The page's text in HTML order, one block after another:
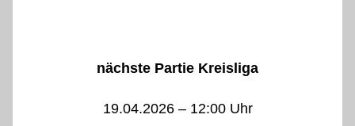
nächste Partie Kreisliga
19.04.2026 – 12:00 Uhr